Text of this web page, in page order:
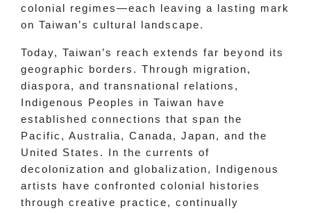
colonial regimes—each leaving a lasting mark
on Taiwan’s cultural landscape.
Today, Taiwan’s reach extends far beyond its
geographic borders. Through migration,
diaspora, and transnational relations,
Indigenous Peoples in Taiwan have
established connections that span the
Pacific, Australia, Canada, Japan, and the
United States. In the currents of
decolonization and globalization, Indigenous
artists have confronted colonial histories
through creative practice, continually